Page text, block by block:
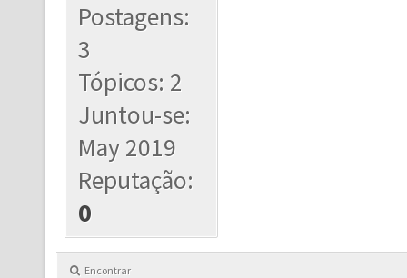
Postagens:
3
Tópicos: 2
Juntou-se:
May 2019
Reputação:
0
Encontrar